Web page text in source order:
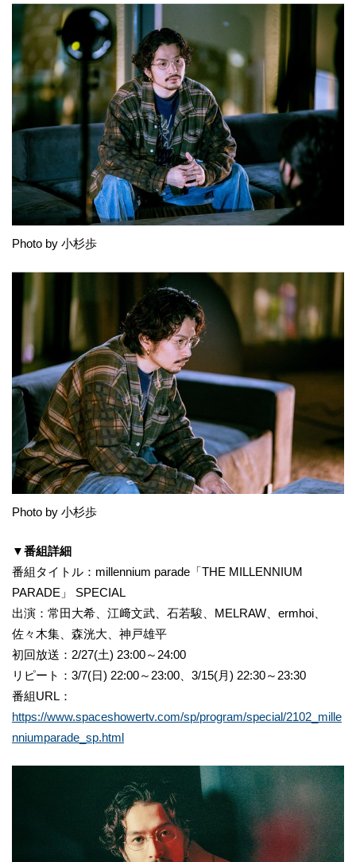
Photo by 小杉歩
Photo by 小杉歩
▼番組詳細
番組タイトル：millennium parade「THE MILLENNIUM
PARADE」 SPECIAL
出演：常田大希、江﨑文武、石若駿、MELRAW、ermhoi、
佐々木集、森洸大、神戸雄平
初回放送：2/27(土) 23:00～24:00
リピート：3/7(日) 22:00～23:00、3/15(月) 22:30～23:30
番組URL：
https://www.spaceshowertv.com/sp/program/special/2102_mille
nniumparade_sp.html